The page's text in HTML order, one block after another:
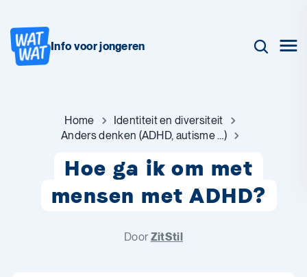
Info voor jongeren
Home
Identiteit en diversiteit
Anders denken (ADHD, autisme …)
Hoe ga ik om met
mensen met ADHD?
DoorZitStil